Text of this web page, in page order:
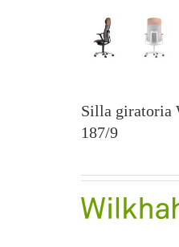
Silla giratoria
187/9